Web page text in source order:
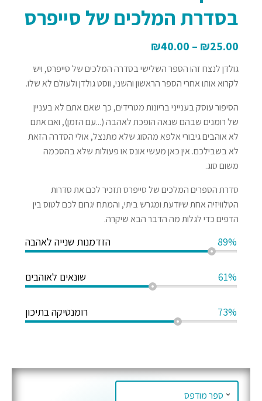
בסדרת המלכים של סייפרס
₪25.00
–
₪40.00
גולדן לנצח זהו הספר השלישי בסדרה המלכים של סייפרס, ויש
לקרוא אותו אחרי הספר הראשון והשני, ווסט גולדן ולעולם לא שלו.
הסיפור עוסק בענייני בריונות מטרידים, כך שאם אתם לא בעניין
של רומנים שבהם שנאה הופכת לאהבה (...עם הזמן), ואם אתם
לא אוהבים גיבורי אלפא מהסוג שלא מתנצל, אולי הסדרה הזאת
לא בשבילכם. אין כאן מעשי אונס או פעולות שלא בהסכמה
משום סוג.
סדרת הספרים המלכים של סייפרס תזכיר לכם את סדרות
הטלוויזיה אחת שיודעת ומגרש ביתי, והמתח יגרום לכם לטוס בין
הדפים כדי לגלות מה הדבר הבא שיקרה.
הזדמנות שנייה לאהבה 89%
שונאים לאוהבים 61%
רומנטיקה בתיכון 73%